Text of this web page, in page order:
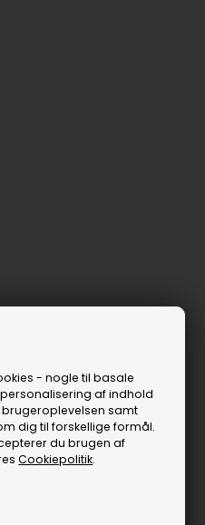
- nogle til basale
af indhold
samt
dig til forskellige formål.
du brugen af
Cookiepolitik.